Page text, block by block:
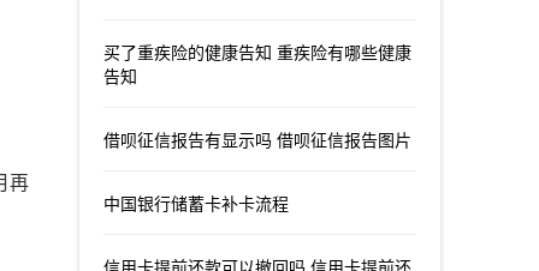
再
买了重疾险的健康告知 重疾险有哪些健康
告知
借呗征信报告有显示吗 借呗征信报告图片
中国银行储蓄卡补卡流程